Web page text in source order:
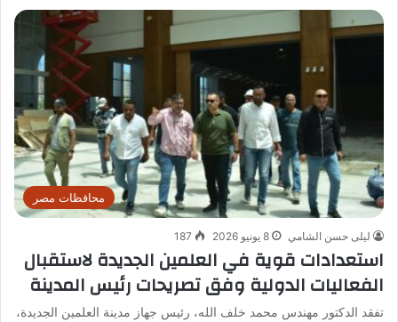
محافظات مصر
ليلى حسن الشامي 8 يونيو 2026 187
استعدادات قوية في العلمين الجديدة لاستقبال
الفعاليات الدولية وفق تصريحات رئيس المدينة
تفقد الدكتور مهندس محمد خلف الله، رئيس جهاز مدينة العلمين الجديدة،